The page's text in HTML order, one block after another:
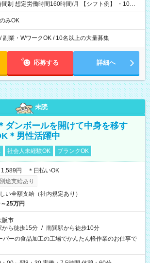
定労働時間160時間/月 【シフト例】 ・10：
みOK
副業・WワークOK / 10名以上の大量募集
応募する 詳細へ
未読
ダンボールを開けて中身を移す
＊男性活躍中
社会人未経験OK ブランクOK
1,589円 ＊日払いOK
途支給あり
い全額支給（社内規定あり）
25万円
阪市
から徒歩15分 / 南巽駅から徒歩10分
パーの食品加工の工場でかんたん軽作業のお仕事で